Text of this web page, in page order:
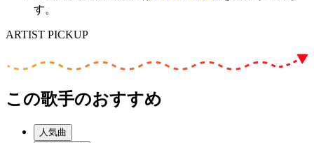
す。
ARTIST PICKUP
この歌手のおすすめ
人気曲